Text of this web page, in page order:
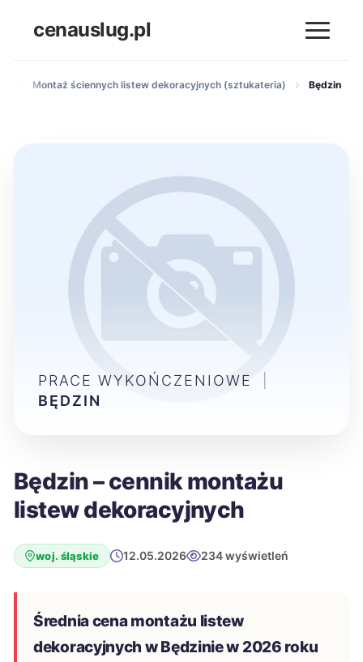
cenauslug.pl
Montaż ściennych listew dekoracyjnych (sztukateria) Będzin
Będzin – cennik montażu
listew dekoracyjnych
woj. śląskie 12.05.2026 234 wyświetleń
Średnia cena montażu listew
dekoracyjnych w Będzinie w 2026 roku
PRACE WYKOŃCZENIOWE
BĘDZIN